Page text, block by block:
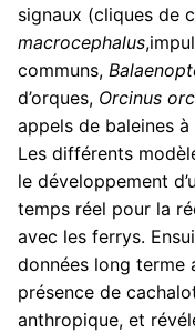
signaux (cliques de
macrocephalus
communs,
d’orques, Orcinus
appels de baleines à
Les différents
le développement
temps réel pour la
avec les ferrys.
données long terme
présence de
anthropique, et